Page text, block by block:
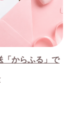
「からふる」で